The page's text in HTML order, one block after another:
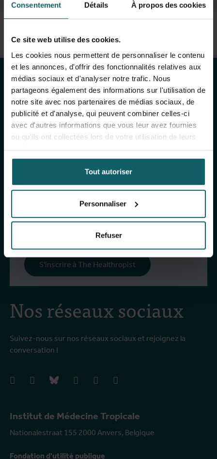
Consentement Détails À propos des cookies
Ce site web utilise des cookies.
Les cookies nous permettent de personnaliser le contenu
et les annonces, d'offrir des fonctionnalités relatives aux
médias sociaux et d'analyser notre trafic. Nous
partageons également des informations sur l'utilisation de
notre site avec nos partenaires de médias sociaux, de
publicité et d'analyse, qui peuvent combiner celles-ci
avec d'autres informations que vous leur avez fournies
ou qu'ils ont collectées lors de votre utilisation de leurs
Tout autoriser
Personnaliser
Refuser
View full fingerprint
Voir la liste complète des projéts
Institut de Médecine Tropicale
Nationalestraat 155 2000 Anvers, Belgique
Fondation d'utilité publique
Nos réseaux sociaux
Suivez-nous sur nos réseaux sociaux et rejoignez la
conversation !
facebookinstagrambluesky linkedIn youtube
Restez au courant
des activités de
l'IMT
Inscrivez-vous à notre newsletter générale
(mensuelle) et à The Healthropist (bimestrielle),
notre newsletter dédiée à la collecte de fonds,
pour recevoir des informations sur nos
recherches, nos projets, nos idées, nos
événements à venir, nos formations, et bien plus
S'inscrire à notre newsletter générale
S'inscrire à The Healthropist